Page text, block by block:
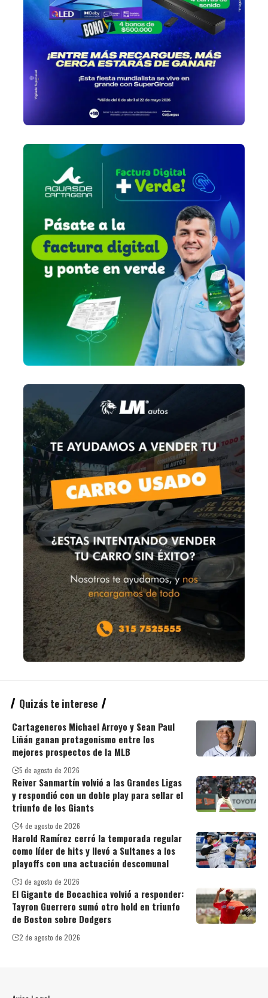
Quizás te interese
Cartageneros Michael Arroyo y Sean Paul
Liñán ganan protagonismo entre los
mejores prospectos de la MLB
5 de agosto de 2026
Reiver Sanmartín volvió a las Grandes Ligas
y respondió con un doble play para sellar el
triunfo de los Giants
4 de agosto de 2026
Harold Ramírez cerró la temporada regular
como líder de hits y llevó a Sultanes a los
playoffs con una actuación descomunal
3 de agosto de 2026
El Gigante de Bocachica volvió a responder:
Tayron Guerrero sumó otro hold en triunfo
de Boston sobre Dodgers
2 de agosto de 2026